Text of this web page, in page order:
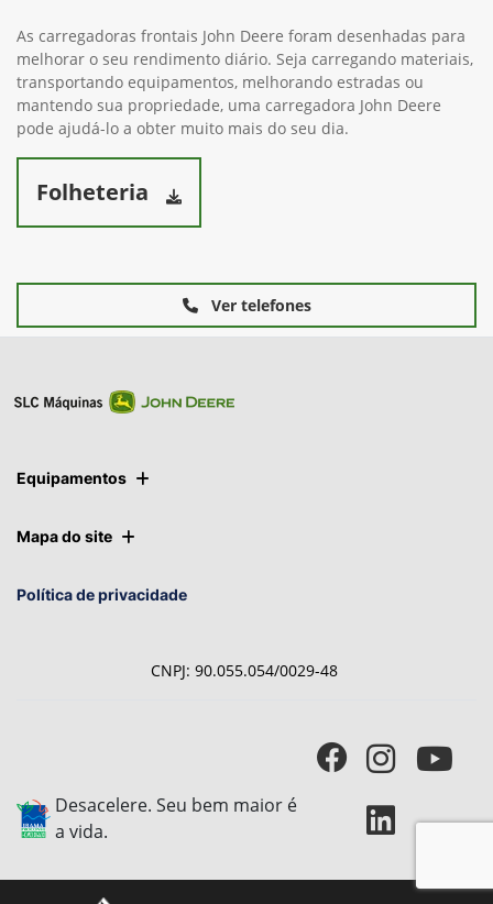
As carregadoras frontais John Deere foram desenhadas para
melhorar o seu rendimento diário. Seja carregando materiais,
transportando equipamentos, melhorando estradas ou
mantendo sua propriedade, uma carregadora John Deere
pode ajudá-lo a obter muito mais do seu dia.
Folheteria
Ver telefones
Equipamentos
Mapa do site
Política de privacidade
CNPJ: 90.055.054/0029-48
Desacelere. Seu bem maior é
a vida.